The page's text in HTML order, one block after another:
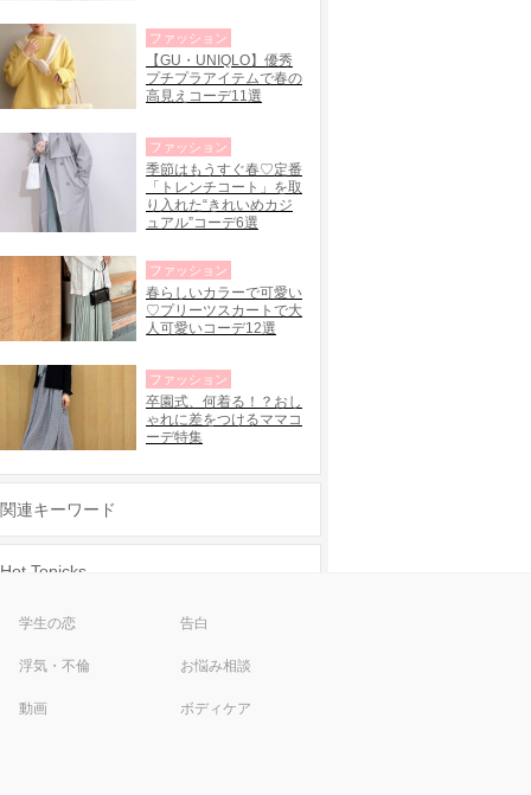
【GU・UNIQLO】優秀
プチプラアイテムで春の
高見えコーデ11選
ファッション
季節はもうすぐ春♡定番
「トレンチコート」を取
り入れた“きれいめカジ
ュアル”コーデ6選
ファッション
春らしいカラーで可愛い
♡プリーツスカートで大
人可愛いコーデ12選
ファッション
卒園式、何着る！？おし
ゃれに差をつけるママコ
ーデ特集
ファッション
関連キーワード
Hot Topicks
学生の恋 告白
浮気・不倫 お悩み相談
動画 ボディケア